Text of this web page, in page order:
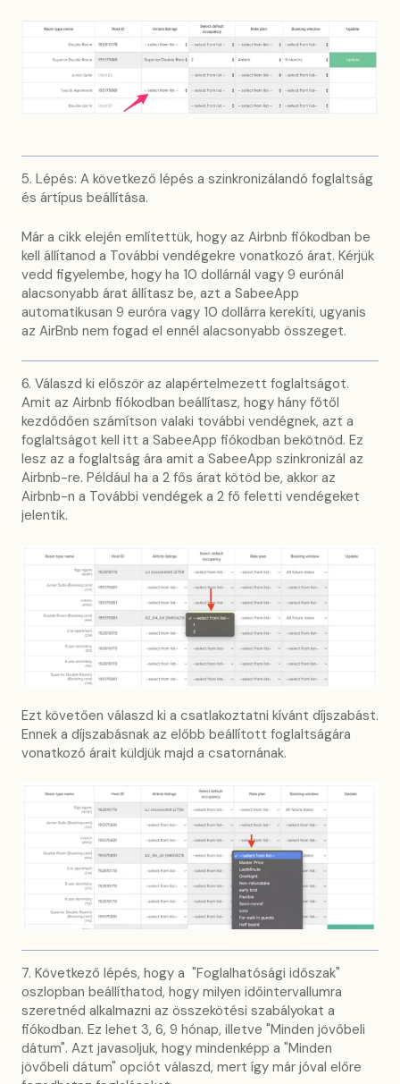
5. Lépés: A következő lépés a szinkronizálandó foglaltság
és ártípus beállítása.
Már a cikk elején említettük, hogy az Airbnb fiókodban be
kell állítanod a További vendégekre vonatkozó árat. Kérjük
vedd figyelembe, hogy ha 10 dollárnál vagy 9 eurónál
alacsonyabb árat állítasz be, azt a SabeeApp
automatikusan 9 euróra vagy 10 dollárra kerekíti, ugyanis
az AirBnb nem fogad el ennél alacsonyabb összeget.
6. Válaszd ki először az alapértelmezett foglaltságot.
Amit az Airbnb fiókodban beállítasz, hogy hány főtől
kezdődően számítson valaki további vendégnek, azt a
foglaltságot kell itt a SabeeApp fiókodban bekötnöd. Ez
lesz az a foglaltság ára amit a SabeeApp szinkronizál az
Airbnb-re. Például ha a 2 fős árat kötöd be, akkor az
Airbnb-n a További vendégek a 2 fő feletti vendégeket
jelentik.
Ezt követően válaszd ki a csatlakoztatni kívánt díjszabást.
Ennek a díjszabásnak az előbb beállított foglaltságára
vonatkozó árait küldjük majd a csatornának.
7. Következő lépés, hogy a "Foglalhatósági időszak"
oszlopban beállíthatod, hogy milyen időintervallumra
szeretnéd alkalmazni az összekötési szabályokat a
fiókodban. Ez lehet 3, 6, 9 hónap, illetve "Minden jövőbeli
dátum". Azt javasoljuk, hogy mindenképp a "Minden
jövőbeli dátum" opciót válaszd, mert így már jóval előre